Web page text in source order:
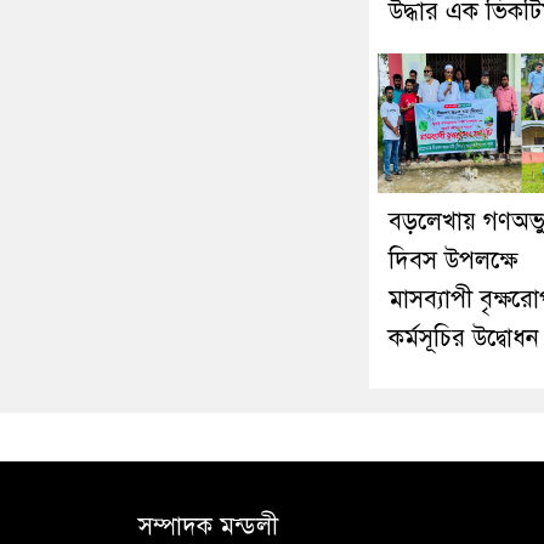
উদ্ধার এক
বড়লেখায়
দিবস উপলক্ষে
মাসব্যাপী
কর্মসূচির উদ্বোধন
সম্পাদক মন্ডলী